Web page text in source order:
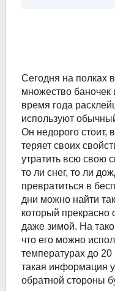
Сегодня на полках
множество баночек
время года
используют
Он недорого стоит,
теряет своих
утратить всю свою
то ли снег, то ли
превратиться в
дни можно найти
который прекрасно
даже зимой. На
что его можно
температурах до
такая информация
обратной стороны